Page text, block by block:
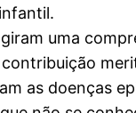
uma
as doenças